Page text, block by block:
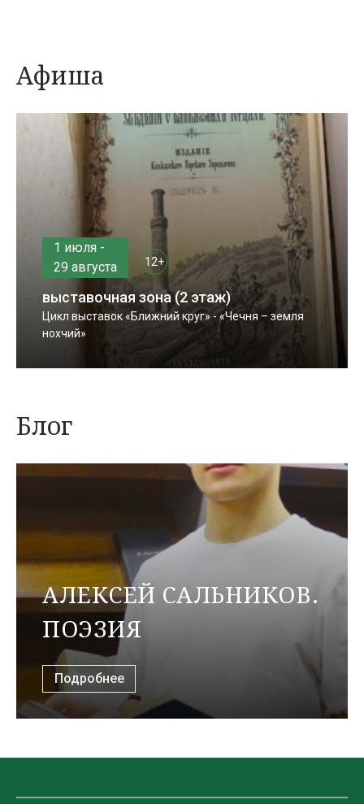
Афиша
1 июля -
29 августа
12+
выставочная зона (2 этаж)
Цикл выставок «Ближний круг» - «Чечня – земля
нохчий»
Блог
АЛЕКСЕЙ САЛЬНИКОВ.
ПОЭЗИЯ
Подробнее